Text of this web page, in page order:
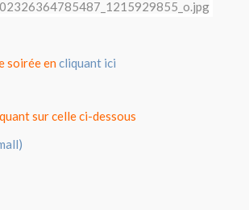
soirée encliquant ici
sur celle ci-dessous